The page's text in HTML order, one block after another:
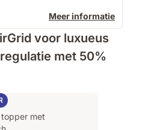
Meer informatie
voor luxueus
met 50%
met